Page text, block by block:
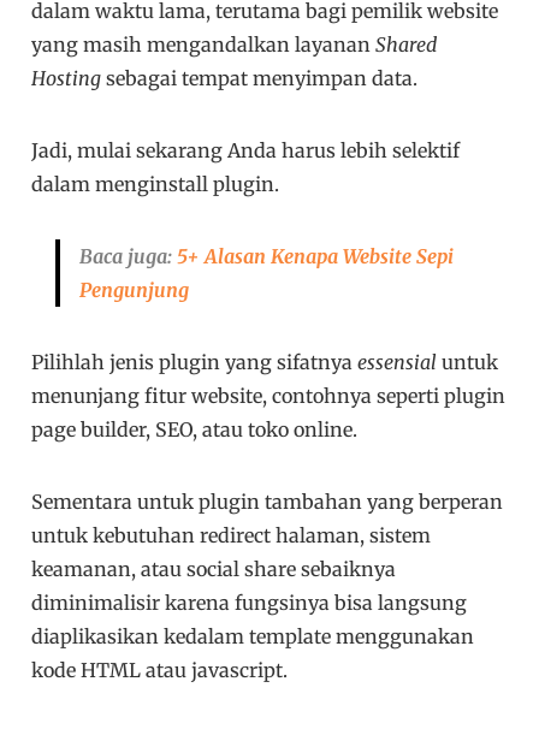
dalam waktu lama, terutama bagi pemilik website
yang masih mengandalkan layananShared
Hosting sebagai tempat menyimpan data.
Jadi, mulai sekarang Anda harus lebih selektif
dalam menginstall plugin.
Baca juga:5+ Alasan Kenapa Website Sepi
Pengunjung
Pilihlah jenis plugin yang sifatnyaessensial untuk
menunjang fitur website, contohnya seperti plugin
page builder, SEO, atau toko online.
Sementara untuk plugin tambahan yang berperan
untuk kebutuhan redirect halaman, sistem
keamanan, atau social share sebaiknya
diminimalisir karena fungsinya bisa langsung
diaplikasikan kedalam template menggunakan
kode HTML atau javascript.